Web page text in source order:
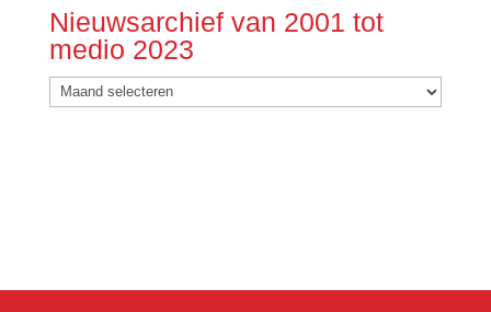
Nieuwsarchief van 2001 tot
medio 2023
Nieuwsarchief
van